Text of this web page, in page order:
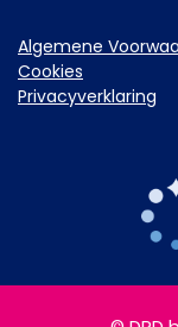
Algemene
Cookies
Privacyverklaring